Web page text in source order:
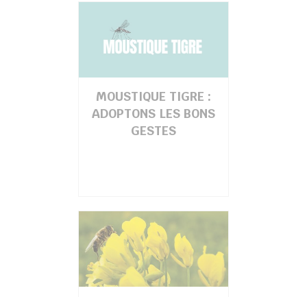
MOUSTIQUE TIGRE :
ADOPTONS LES BONS
GESTES